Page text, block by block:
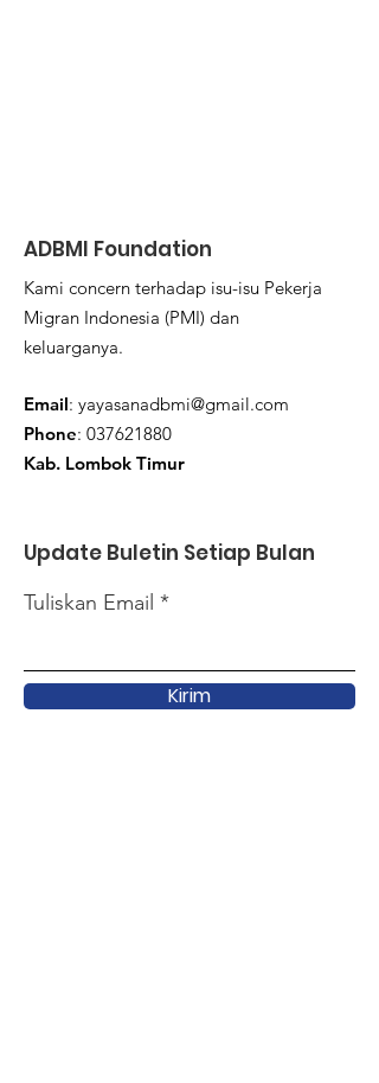
ADBMI Foundation
Kami concern terhadap isu-isu Pekerja
Migran Indonesia (PMI) dan
keluarganya.
Email: yayasanadbmi@gmail.com
Phone: 037621880
Kab. Lombok Timur
Update Buletin Setiap Bulan
Tuliskan Email
Kirim